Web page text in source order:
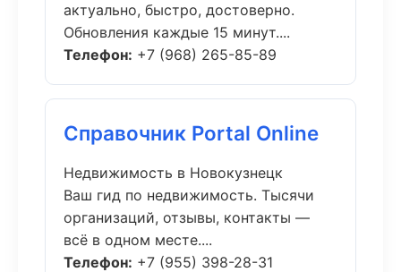
актуально, быстро, достоверно.
Обновления каждые 15 минут....
Телефон: +7 (968) 265-85-89
Справочник Portal Online
Недвижимость в Новокузнецк
Ваш гид по недвижимость. Тысячи
организаций, отзывы, контакты —
всё в одном месте....
Телефон: +7 (955) 398-28-31